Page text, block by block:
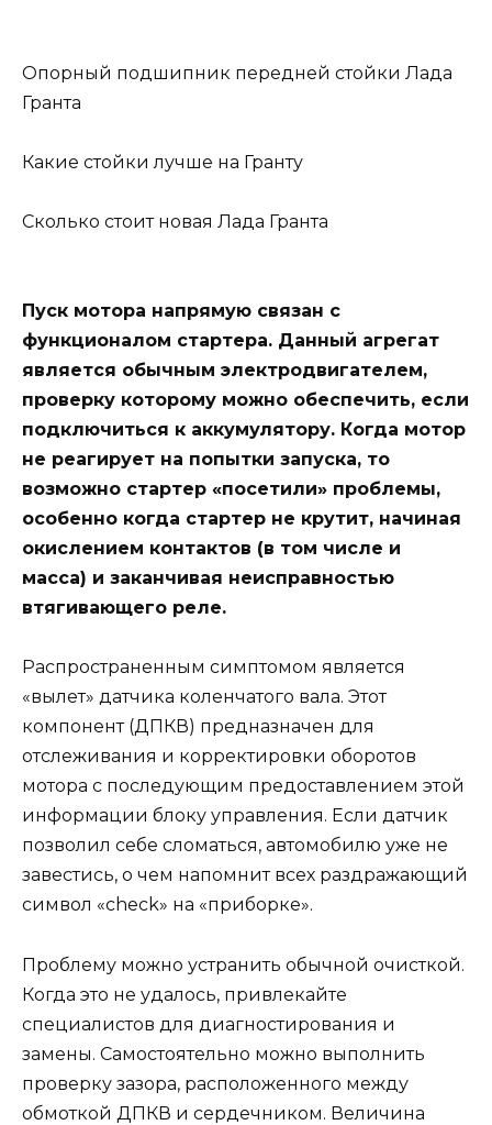
Опорный подшипник передней стойки Лада
Гранта
Какие стойки лучше на Гранту
Сколько стоит новая Лада Гранта
Пуск мотора напрямую связан с
функционалом стартера. Данный агрегат
является обычным электродвигателем,
проверку которому можно обеспечить, если
подключиться к аккумулятору. Когда мотор
не реагирует на попытки запуска, то
возможно стартер «посетили» проблемы,
особенно когда стартер не крутит, начиная
окислением контактов (в том числе и
масса) и заканчивая неисправностью
втягивающего реле.
Распространенным симптомом является
«вылет» датчика коленчатого вала. Этот
компонент (ДПКВ) предназначен для
отслеживания и корректировки оборотов
мотора с последующим предоставлением этой
информации блоку управления. Если датчик
позволил себе сломаться, автомобилю уже не
завестись, о чем напомнит всех раздражающий
символ «check» на «приборке».
Проблему можно устранить обычной очисткой.
Когда это не удалось, привлекайте
специалистов для диагностирования и
замены. Самостоятельно можно выполнить
проверку зазора, расположенного между
обмоткой ДПКВ и сердечником. Величина